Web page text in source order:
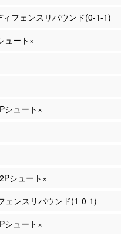
ィフェンスリバウンド(0-1-1)
ュート×
シュート×
シュート×
ェンスリバウンド(1-0-1)
シュート×